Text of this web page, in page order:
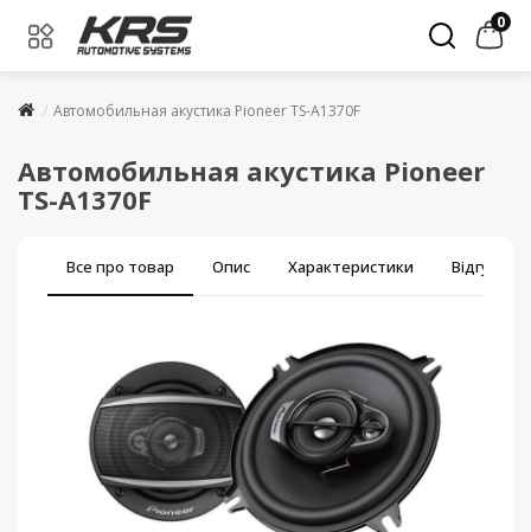
0
Автомобильная акустика Pioneer TS-A1370F
Автомобильная акустика Pioneer
TS-A1370F
Все про товар Опис Характеристики Відгуки (0)